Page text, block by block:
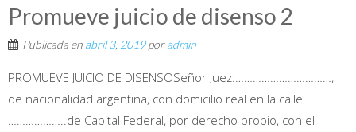
Promueve juicio de disenso 2
Publicada en abril 3, 2019poradmin
PROMUEVE JUICIO DE DISENSOSeñor Juez:……………………………,
de nacionalidad argentina, con domicilio real en la calle
………………..de Capital Federal, por derecho propio, con el